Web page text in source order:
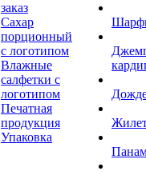
заказ
Сахар
порционный
с логотипом
Влажные
салфетки с
логотипом
Печатная
продукция
Упаковка